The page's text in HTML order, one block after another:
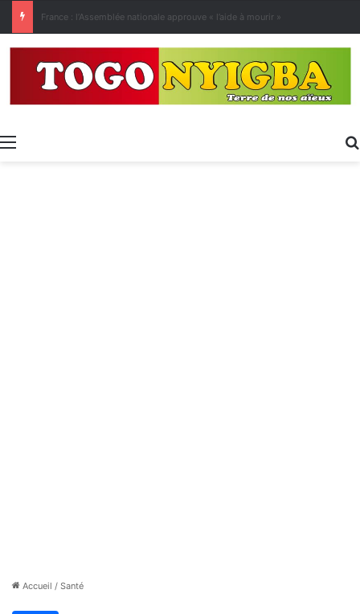
Menu
Accueil / Santé